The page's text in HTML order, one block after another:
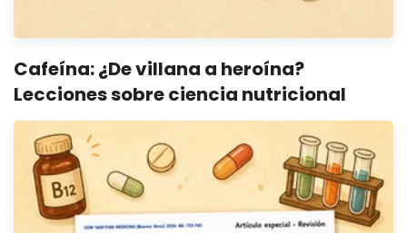
Cafeína: ¿De villana a heroína?
Lecciones sobre ciencia nutricional